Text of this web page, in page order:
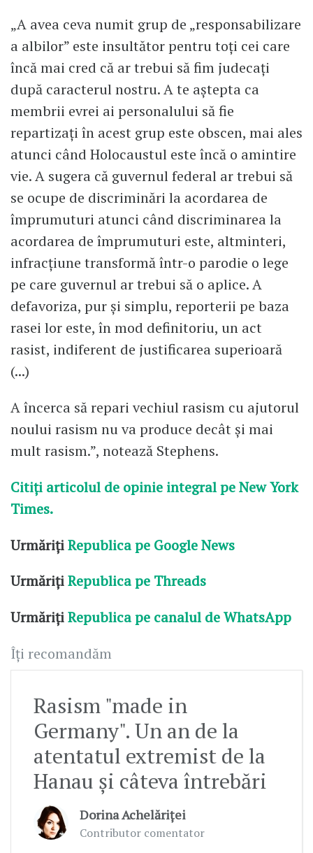
„A avea ceva numit grup de „responsabilizare
a albilor” este insultător pentru toți cei care
încă mai cred că ar trebui să fim judecați
după caracterul nostru. A te aștepta ca
membrii evrei ai personalului să fie
repartizați în acest grup este obscen, mai ales
atunci când Holocaustul este încă o amintire
vie. A sugera că guvernul federal ar trebui să
se ocupe de discriminări la acordarea de
împrumuturi atunci când discriminarea la
acordarea de împrumuturi este, altminteri,
infracțiune transformă într-o parodie o lege
pe care guvernul ar trebui să o aplice. A
defavoriza, pur și simplu, reporterii pe baza
rasei lor este, în mod definitoriu, un act
rasist, indiferent de justificarea superioară
(...)
A încerca să repari vechiul rasism cu ajutorul
noului rasism nu va produce decât și mai
mult rasism.”, notează Stephens.
Citiți articolul de opinie integral pe New York
Times.
UrmărițiRepublica pe Google News
UrmărițiRepublica pe Threads
UrmărițiRepublica pe canalul de WhatsApp
Îți recomandăm
Rasism "made in
Germany". Un an de la
atentatul extremist de la
Hanau și câteva întrebări
Dorina Achelăriței
Contributor comentator